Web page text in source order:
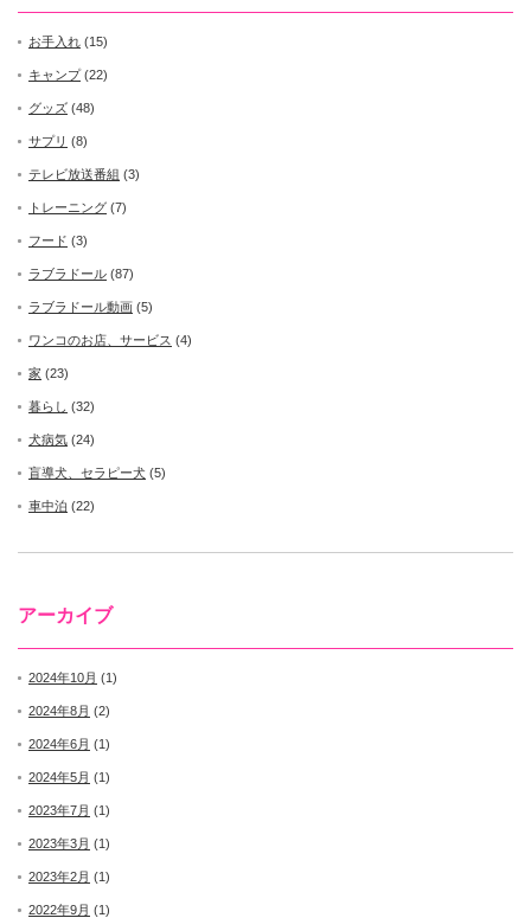
お手入れ (15)
キャンプ(22)
グッズ (48)
サプリ (8)
テレビ放送番組 (3)
トレーニング (7)
フード (3)
ラブラドール (87)
ラブラドール動画 (5)
ワンコのお店、サービス (4)
家 (23)
暮らし (32)
犬病気 (24)
盲導犬、セラピー犬 (5)
車中泊 (22)
アーカイブ
2024年10月 (1)
2024年8月 (2)
2024年6月 (1)
2024年5月 (1)
2023年7月 (1)
2023年3月 (1)
2023年2月 (1)
2022年9月 (1)